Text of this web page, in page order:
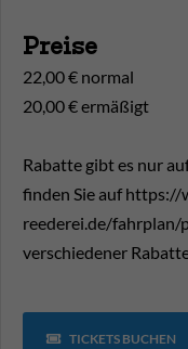
Preise
22,00 € normal
20,00 € ermäßigt
Rabatte gibt es nur
finden Sie auf
reederei.de/
verschiedener
TICKETS BUCHEN